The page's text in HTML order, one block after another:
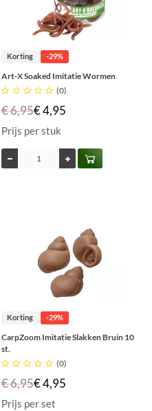
Korting -29%
Art-X Soaked Imitatie Wormen
     (0)
€ 6,95€ 4,95
Prijs per stuk
Korting -29%
CarpZoom Imitatie Slakken Bruin 10
st.
     (0)
€ 6,95€ 4,95
Prijs per set